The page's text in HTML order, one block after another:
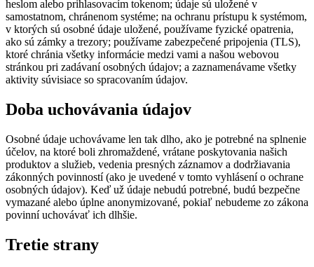
heslom alebo prihlasovacím tokenom; údaje sú uložené v
samostatnom, chránenom systéme; na ochranu prístupu k systémom,
v ktorých sú osobné údaje uložené, používame fyzické opatrenia,
ako sú zámky a trezory; používame zabezpečené pripojenia (TLS),
ktoré chránia všetky informácie medzi vami a našou webovou
stránkou pri zadávaní osobných údajov; a zaznamenávame všetky
aktivity súvisiace so spracovaním údajov.
Doba uchovávania údajov
Osobné údaje uchovávame len tak dlho, ako je potrebné na splnenie
účelov, na ktoré boli zhromaždené, vrátane poskytovania našich
produktov a služieb, vedenia presných záznamov a dodržiavania
zákonných povinností (ako je uvedené v tomto vyhlásení o ochrane
osobných údajov). Keď už údaje nebudú potrebné, budú bezpečne
vymazané alebo úplne anonymizované, pokiaľ nebudeme zo zákona
povinní uchovávať ich dlhšie.
Tretie strany